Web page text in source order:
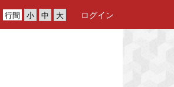
行間 ログイン